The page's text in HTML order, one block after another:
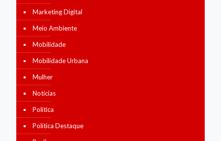
Marketing Digital
Meio Ambiente
Mobilidade
Mobilidade Urbana
Mulher
Notícias
Política
Política Destaque